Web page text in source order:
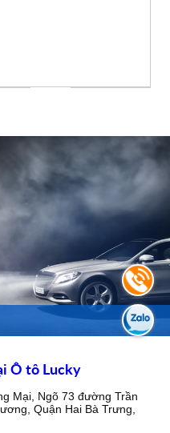
Ô tô Lucky
Mại, Ngõ 73 đường Trần
Quận Hai Bà Trưng,